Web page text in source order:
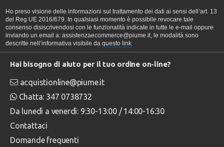
Ho preso visione delle informazioni sul trattamento dei dati ai sensi dell’art. 13
del Reg UE 2016/679. In qualsiasi momento è possibile revocare tale
consenso disiscrivendosi con le funzionalità indicate in tutte le e-mail oppure
inviando un email a: assistenzaecommerce@piume.it, le modalità sono
descritte nell’informativa visibile da questo link
Hai bisogno di aiuto per il tuo ordine on-line?
acquistionline@piume.it
Chatta: 347 0738732
Da lunedì a venerdì: 9:30-13:00 / 14:00-16:30
Contattaci
Domande frequenti